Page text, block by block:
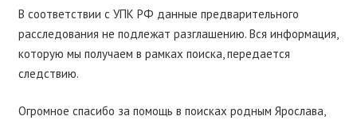
В соответствии с УПК РФ данные предварительного
расследования не подлежат разглашению. Вся информация,
которую мы получаем в рамках поиска, передается
следствию.
Огромное спасибо за помощь в поисках родным Ярослава,